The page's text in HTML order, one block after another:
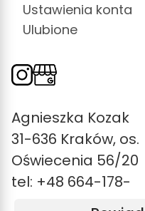
Ustawienia konta
Ulubione
Agnieszka Kozak
31-636 Kraków, os.
Oświecenia 56/20
tel: +48 664-178-